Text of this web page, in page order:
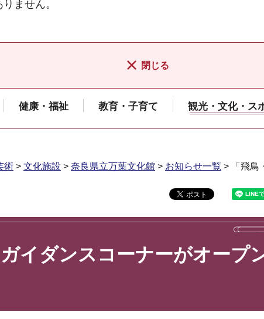
ません。
閉じる
健康・福祉 教育・子育て 観光・文化・ス
術 > 文化施設 > 奈良県立万葉文化館 > お知らせ一覧 > 「飛鳥
ガイダンスコーナーがオープ